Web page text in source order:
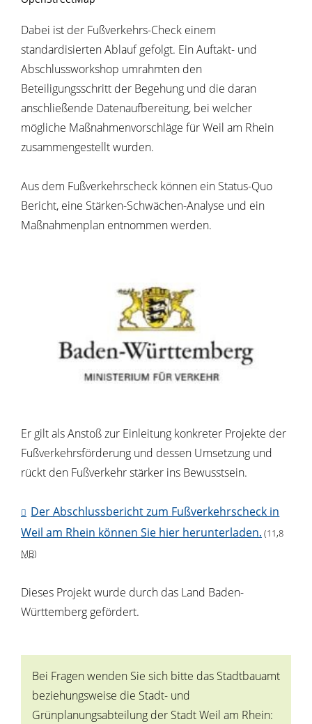
Dabei ist der Fußverkehrs-Check einem
standardisierten Ablauf gefolgt. Ein Auftakt- und
Abschlussworkshop umrahmten den
Beteiligungsschritt der Begehung und die daran
anschließende Datenaufbereitung, bei welcher
mögliche Maßnahmenvorschläge für Weil am Rhein
zusammengestellt wurden.
Aus dem Fußverkehrscheck können ein Status-Quo
Bericht, eine Stärken-Schwächen-Analyse und ein
Maßnahmenplan entnommen werden.
Er gilt als Anstoß zur Einleitung konkreter Projekte der
Fußverkehrsförderung und dessen Umsetzung und
rückt den Fußverkehr stärker ins Bewusstsein.
Der Abschlussbericht zum Fußverkehrscheck in
Weil am Rhein können Sie hier herunterladen. (11,8
MB)
Dieses Projekt wurde durch das Land Baden-
Württemberg gefördert.
Bei Fragen wenden Sie sich bitte das Stadtbauamt
beziehungsweise die Stadt- und
Grünplanungsabteilung der Stadt Weil am Rhein: